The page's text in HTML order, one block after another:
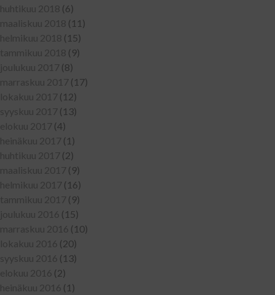
huhtikuu 2018 (6)
maaliskuu 2018 (11)
helmikuu 2018 (15)
tammikuu 2018 (9)
joulukuu 2017 (8)
marraskuu 2017 (17)
lokakuu 2017 (12)
syyskuu 2017 (13)
elokuu 2017 (4)
heinäkuu 2017 (1)
huhtikuu 2017 (2)
maaliskuu 2017 (9)
helmikuu 2017 (16)
tammikuu 2017 (9)
joulukuu 2016
(15)
marraskuu 2016
(10)
lokakuu 2016
(20)
syyskuu 2016
(13)
elokuu 2016
(2)
heinäkuu 2016
(1)